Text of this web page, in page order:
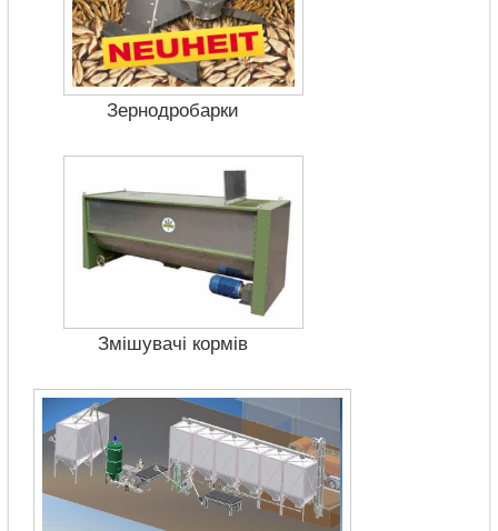
Зернодробарки
Змішувачі кормів